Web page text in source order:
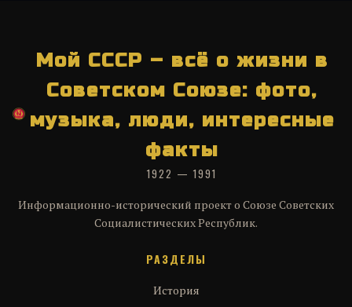
Мой СССР – всё о жизни в
Советском Союзе: фото,
музыка, люди, интересные
факты
1922 — 1991
Информационно-исторический проект о Союзе Советских
Социалистических Республик.
РАЗДЕЛЫ
История